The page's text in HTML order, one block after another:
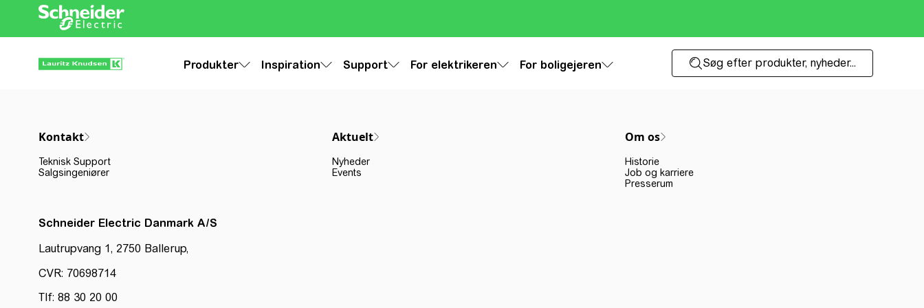
Produkter Inspiration Support For elektrikeren For boligejeren Søg efter produkter, nyheder...
Kontakt
Teknisk Support
Salgsingeniører
Aktuelt
Nyheder
Events
Om os
Historie
Job og karriere
Presserum
Schneider Electric Danmark A/S
Lautrupvang 1, 2750 Ballerup,
CVR: 70698714
Tlf: 88 30 20 00